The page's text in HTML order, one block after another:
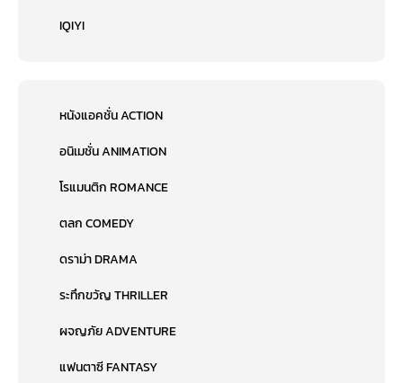
IQIYI
หนังแอคชั่น ACTION
อนิเมชั่น ANIMATION
โรแมนติก ROMANCE
ตลก COMEDY
ดราม่า DRAMA
ระทึกขวัญ THRILLER
ผจญภัย ADVENTURE
แฟนตาซี FANTASY